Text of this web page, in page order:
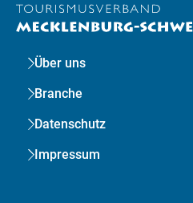
Über uns
Branche
Datenschutz
Impressum